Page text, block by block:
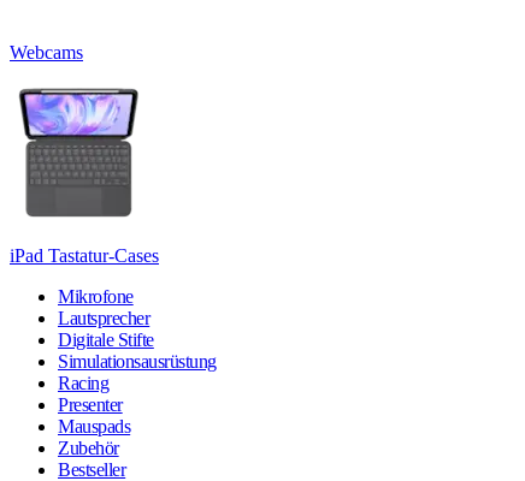
Webcams
iPad Tastatur-Cases
Mikrofone
Lautsprecher
Digitale Stifte
Simulationsausrüstung
Racing
Presenter
Mauspads
Zubehör
Bestseller